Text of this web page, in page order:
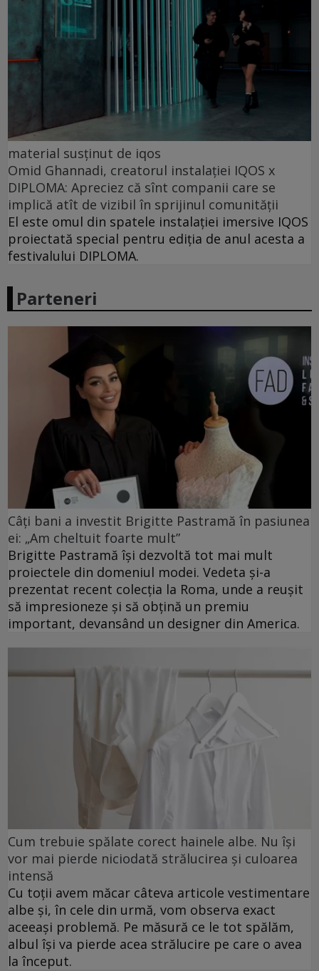
material susținut de iqos
Omid Ghannadi, creatorul instalației IQOS x
DIPLOMA: Apreciez că sînt companii care se
implică atît de vizibil în sprijinul comunității
El este omul din spatele instalației imersive IQOS
proiectată special pentru ediția de anul acesta a
festivalului DIPLOMA.
Parteneri
Câți bani a investit Brigitte Pastramă în pasiunea
ei: „Am cheltuit foarte mult”
Brigitte Pastramă își dezvoltă tot mai mult
proiectele din domeniul modei. Vedeta și-a
prezentat recent colecția la Roma, unde a reușit
să impresioneze și să obțină un premiu
important, devansând un designer din America.
Cum trebuie spălate corect hainele albe. Nu își
vor mai pierde niciodată strălucirea și culoarea
intensă
Cu toții avem măcar câteva articole vestimentare
albe și, în cele din urmă, vom observa exact
aceeași problemă. Pe măsură ce le tot spălăm,
albul își va pierde acea strălucire pe care o avea
la început.